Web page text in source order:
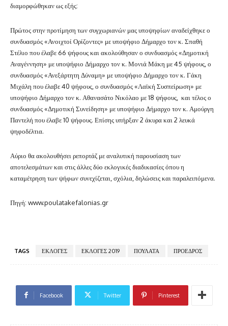
διαμορφώθηκαν ως εξής:
Πρώτος στην προτίμηση των συγχωριανών μας υποψηφίων αναδείχθηκε ο
συνδυασμός «Ανοιχτοί Ορίζοντες» με υποψήφιο Δήμαρχο τον κ. Σπαθή
Στέλιο που έλαβε 66 ψήφους και ακολούθησαν ο συνδυασμός «Δημοτική
Αναγέννηση» με υποψήφιο Δήμαρχο τον κ. Μονιά Μάκη με 45 ψήφους, ο
συνδυασμός «Ανεξάρτητη Δύναμη» με υποψήφιο Δήμαρχο τον κ. Γάκη
Μιχάλη που έλαβε 40 ψήφους, ο συνδυασμός «Λαϊκή Συσπείρωση» με
υποψήφιο Δήμαρχο τον κ. Αθανασάτο Νικόλαο με 18 ψήφους, και τέλος ο
συνδυασμός «Δημοτική Συνείδηση» με υποψήφιο Δήμαρχο τον κ. Αμούργη
Παντελή που έλαβε 10 ψήφους. Επίσης υπήρξαν 2 άκυρα και 2 λευκά
ψηφοδέλτια.
Αύριο θα ακολουθήσει ρεπορτάζ με αναλυτική παρουσίαση των
αποτελεσμάτων και στις άλλες δύο εκλογικές διαδικασίες όπου η
καταμέτρηση των ψήφων συνεχίζεται, σχόλια, δηλώσεις και παραλειπόμενα.
Πηγή: www.poulatakefalonias.gr
TAGS ΕΚΛΟΓΕΣ ΕΚΛΟΓΕΣ 2019 ΠΟΥΛΑΤΑ ΠΡΟΕΔΡΟΣ
Facebook Twitter Pinterest